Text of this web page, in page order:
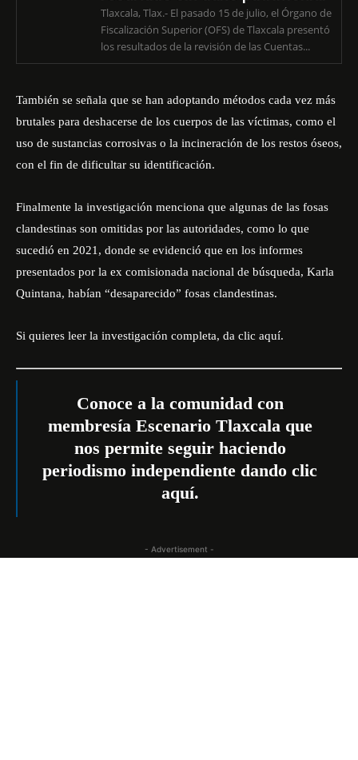
Tlaxcala, Tlax.- El pasado 15 de julio, el Órgano de
Fiscalización Superior (OFS) de Tlaxcala presentó
los resultados de la revisión de las Cuentas...
También se señala que se han adoptando métodos cada vez más
brutales para deshacerse de los cuerpos de las víctimas, como el
uso de sustancias corrosivas o la incineración de los restos óseos,
con el fin de dificultar su identificación.
Finalmente la investigación menciona que algunas de las fosas
clandestinas son omitidas por las autoridades, como lo que
sucedió en 2021, donde se evidenció que en los informes
presentados por la ex comisionada nacional de búsqueda, Karla
Quintana, habían “desaparecido” fosas clandestinas.
Si quieres leer la investigación completa, da clic aquí.
Conoce a la comunidad con
membresía Escenario Tlaxcala que
nos permite seguir haciendo
periodismo independiente dando clic
aquí.
- Advertisement -